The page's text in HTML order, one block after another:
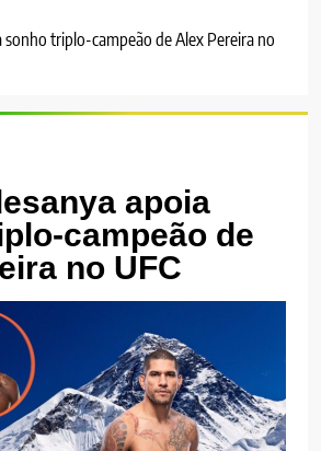
sonho triplo-campeão de Alex Pereira no
apoia
campeão de
no UFC